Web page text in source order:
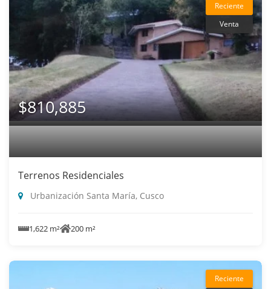
Reciente
Venta
$810,885
Terrenos Residenciales
Urbanización Santa María, Cusco
1,622 m² 200 m²
Reciente